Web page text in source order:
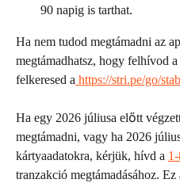
90 napig is tarthat.
Ha nem tudod megtámadni az
megtámadhatsz, hogy felhívod a
felkeresed a https://stri.pe/go/
Ha egy 2026 júliusa előtt
megtámadni, vagy ha 2026
kártyaadatokra, kérjük, hívd a
tranzakció megtámadásához.